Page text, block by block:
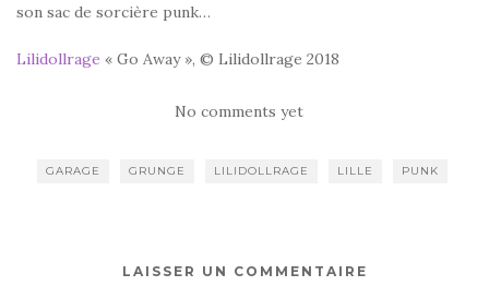
son sac de sorcière punk…
Lilidollrage « Go Away », © Lilidollrage 2018
No comments yet
GARAGE GRUNGE LILIDOLLRAGE LILLE PUNK
LAISSER UN COMMENTAIRE